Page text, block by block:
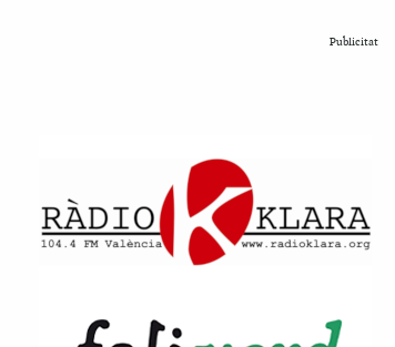
Publicitat